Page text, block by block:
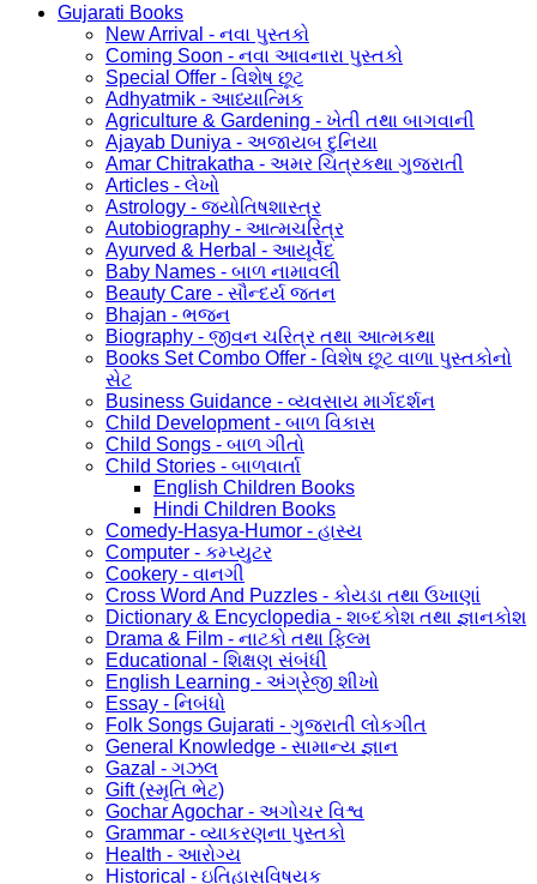
Gujarati Books
New Arrival - નવા પુસ્તકો
Coming Soon - નવા આવનારા પુસ્તકો
Special Offer - વિશેષ છૂટ
Adhyatmik - આધ્યાત્મિક
Agriculture & Gardening - ખેતી તથા બાગવાની
Ajayab Duniya - અજાયબ દુનિયા
Amar Chitrakatha - અમર ચિત્રકથા ગુજરાતી
Articles - લેખો
Astrology - જ્યોતિષશાસ્ત્ર
Autobiography - આત્મચરિત્ર
Ayurved & Herbal - આયૂર્વેદ
Baby Names - બાળ નામાવલી
Beauty Care - સૌન્દર્ય જતન
Bhajan - ભજન
Biography - જીવન ચરિત્ર તથા આત્મકથા
Books Set Combo Offer - વિશેષ છૂટ વાળા પુસ્તકોનો
સેટ
Business Guidance - વ્યવસાય માર્ગદર્શન
Child Development - બાળ વિકાસ
Child Songs - બાળ ગીતો
Child Stories - બાળવાર્તા
English Children Books
Hindi Children Books
Comedy-Hasya-Humor - હાસ્ય
Computer - કમ્પ્યુટર
Cookery - વાનગી
Cross Word And Puzzles - કોયડા તથા ઉખાણાં
Dictionary & Encyclopedia - શબ્દકોશ તથા જ્ઞાનકોશ
Drama & Film - નાટકો તથા ફિલ્મ
Educational - શિક્ષણ સંબંધી
English Learning - અંગ્રેજી શીખો
Essay - નિબંધો
Folk Songs Gujarati - ગુજરાતી લોકગીત
General Knowledge - સામાન્ય જ્ઞાન
Gazal - ગઝલ
Gift (સ્મૃતિ ભેટ)
Gochar Agochar - અગોચર વિશ્વ
Grammar - વ્યાકરણના પુસ્તકો
Health - આરોગ્ય
Historical - ઇતિહાસવિષયક